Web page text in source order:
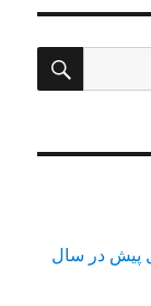
تهران: نگاهی به ۶۷ سال پیش در سال